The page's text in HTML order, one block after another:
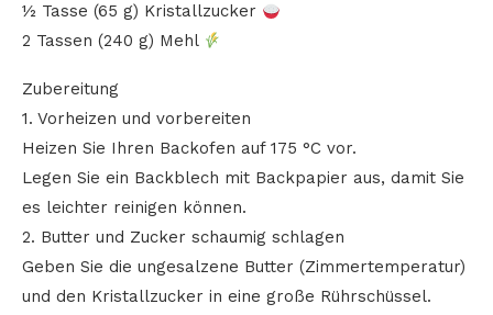
½ Tasse (65 g) Kristallzucker
2 Tassen (240 g) Mehl
Zubereitung
1. Vorheizen und vorbereiten
Heizen Sie Ihren Backofen auf 175 °C vor.
Legen Sie ein Backblech mit Backpapier aus, damit Sie
es leichter reinigen können.
2. Butter und Zucker schaumig schlagen
Geben Sie die ungesalzene Butter (Zimmertemperatur)
und den Kristallzucker in eine große Rührschüssel.